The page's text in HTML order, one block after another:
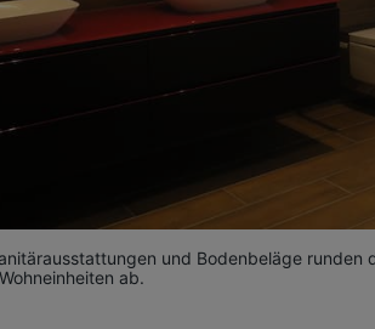
und Bodenbeläge runden
ab.